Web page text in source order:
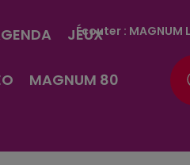
JEUX
MAGNUM 80
Écouter : MAGNUM